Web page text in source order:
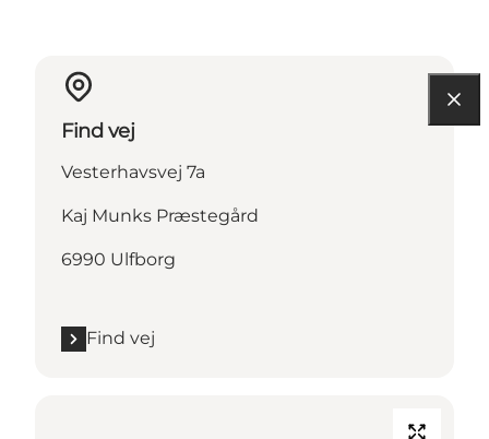
Find vej
Vesterhavsvej 7a
Kaj Munks Præstegård
6990 Ulfborg
Find vej